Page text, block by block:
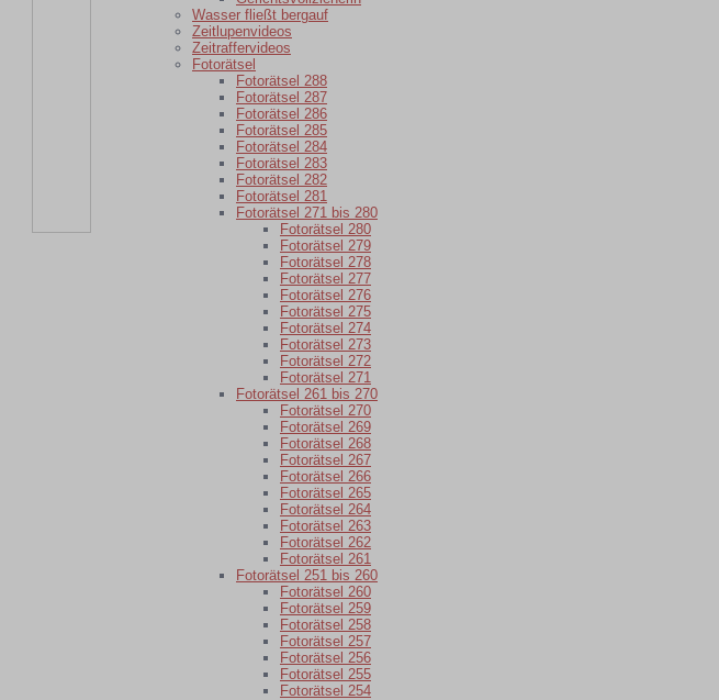
Wasser fließt bergauf
Zeitlupenvideos
Zeitraffervideos
Fotorätsel
Fotorätsel 288
Fotorätsel 287
Fotorätsel 286
Fotorätsel 285
Fotorätsel 284
Fotorätsel 283
Fotorätsel 282
Fotorätsel 281
Fotorätsel 271 bis 280
Fotorätsel 280
Fotorätsel 279
Fotorätsel 278
Fotorätsel 277
Fotorätsel 276
Fotorätsel 275
Fotorätsel 274
Fotorätsel 273
Fotorätsel 272
Fotorätsel 271
Fotorätsel 261 bis 270
Fotorätsel 270
Fotorätsel 269
Fotorätsel 268
Fotorätsel 267
Fotorätsel 266
Fotorätsel 265
Fotorätsel 264
Fotorätsel 263
Fotorätsel 262
Fotorätsel 261
Fotorätsel 251 bis 260
Fotorätsel 260
Fotorätsel 259
Fotorätsel 258
Fotorätsel 257
Fotorätsel 256
Fotorätsel 255
Fotorätsel 254